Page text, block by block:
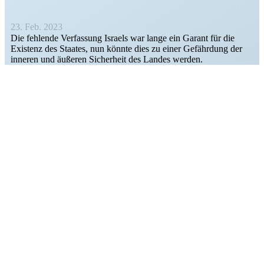
23. Feb. 2023
Die fehlende Verfassung Israels war lange ein Garant für die
Existenz des Staates, nun könnte dies zu einer Gefährdung der
inneren und äußeren Sicherheit des Landes werden.